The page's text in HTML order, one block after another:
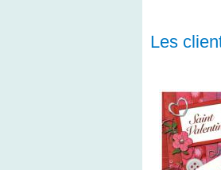
Les